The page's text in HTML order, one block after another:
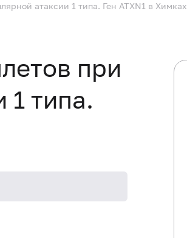
атаксии 1 типа. Ген ATXN1 в Химках
при
1 типа.